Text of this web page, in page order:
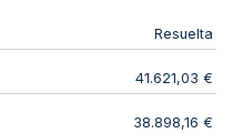
Resuelta
41.621,03 €
38.898,16 €